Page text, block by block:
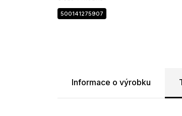
500141275907
Informace o výrobku